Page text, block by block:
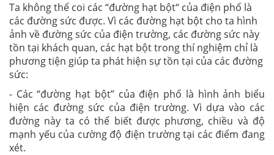
Ta không thể coi các “đường hạt bột“ của điện phổ là
các đường sức được. Vì các đường hạt bột cho ta hình
ảnh về đường sức của điện trường, các đường sức này
tồn tại khách quan, các hạt bột trong thí nghiệm chỉ là
phương tiện giúp ta phát hiện sự tồn tại của các đường
sức:
- Các “đường hạt bột” của điện phổ là hình ảnh biểu
hiện các đường sức của điện trường. Vì dựa vào các
đường này ta có thể biết được phương, chiều và độ
mạnh yếu của cường độ điện trường tại các điểm đang
xét.